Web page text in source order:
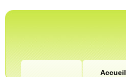
Accueil